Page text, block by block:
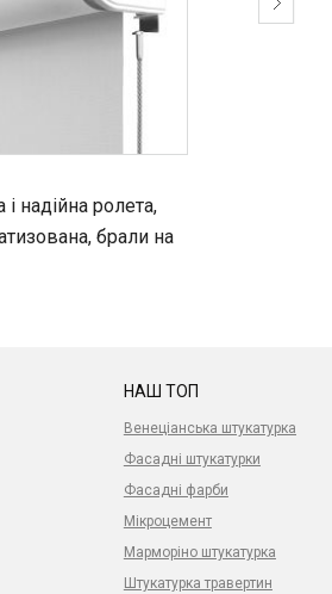
і надійна ролета,
брали на
НАШ ТОП
Венеціанська штукатурка
Фасадні штукатурки
Фасадні фарби
Мікроцемент
Марморіно штукатурка
Штукатурка травертин